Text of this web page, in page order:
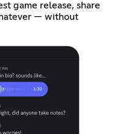
game release, share
— without